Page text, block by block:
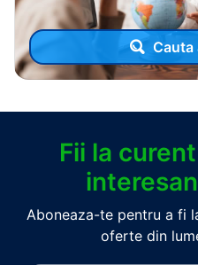
Cauta
Fii la
Aboneaza-te pentru a fi
oferte din